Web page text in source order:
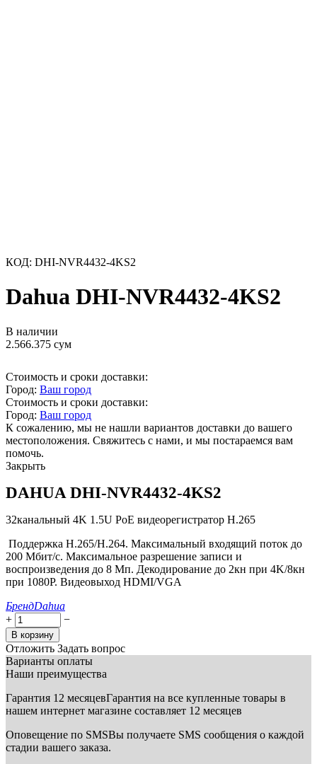
КОД: DHI-NVR4432-4KS2
Dahua DHI-NVR4432-4KS2
В наличии
2.566.375 сум
Стоимость и сроки доставки:
Город: Ваш город
Стоимость и сроки доставки:
Город: Ваш город
К сожалению, мы не нашли вариантов доставки до вашего
местоположения. Свяжитесь с нами, и мы постараемся вам
помочь.
Закрыть
DAHUA DHI-NVR4432-4KS2
32канальный 4K 1.5U PoE видеорегистратор H.265
Поддержка Н.265/Н.264. Максимальный входящий поток до
200 Мбит/с. Максимальное разрешение записи и
воспроизведения до 8 Мп. Декодирование до 2кн при 4K/8кн
при 1080P. Видеовыход HDMI/VGA
БрендDahua
+
−
В корзину
Отложить Задать вопрос
Варианты оплаты
Наши преимущества
Гарантия 12 месяцевГарантия на все купленные товары в
нашем интернет магазине составляет 12 месяцев
Оповещение по SMSВы получаете SMS сообщения о каждой
стадии вашего заказа.